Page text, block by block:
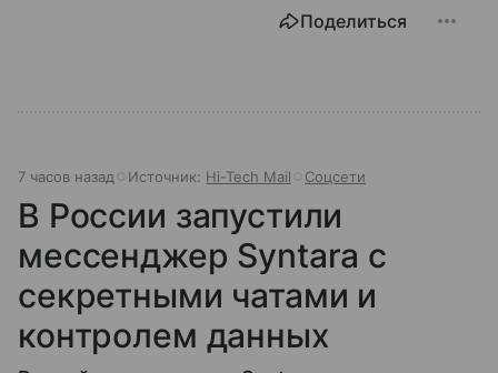
Поделиться
7 часов назад Источник: Hi-Tech Mail Соцсети
В России запустили
мессенджер Syntara с
секретными чатами и
контролем данных